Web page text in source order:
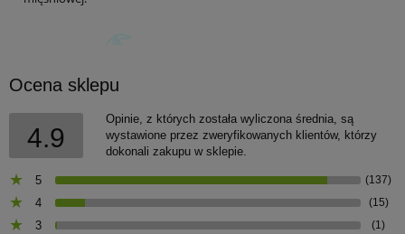
Ocena sklepu
4.9
Opinie, z których została wyliczona średnia, są
wystawione przez zweryfikowanych klientów, którzy
dokonali zakupu w sklepie.
5 (137)
4 (15)
3 (1)